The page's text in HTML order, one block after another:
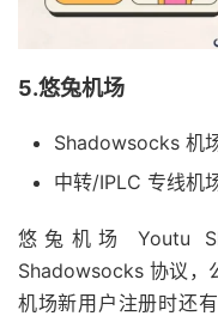
5.悠兔机场
Shadowsocks 机
中转/IPLC 专线机
悠兔机场 Youtu
Shadowsocks 协议，
机场新用户注册时还